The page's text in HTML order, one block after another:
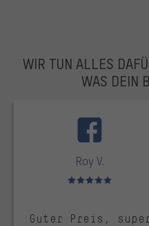
WIR TUN ALLES
WAS DEIN
Roy V.
Bewertungen: 5 von 5
Guter Preis,